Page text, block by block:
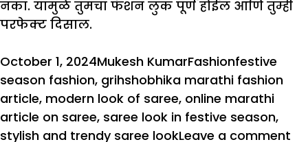
नका. यामुळे तुमचा फॅशन लुक पूर्ण होईल आणि तुम्ही
परफेक्ट दिसाल.
Posted
on
October 1, 2024Author
Mukesh KumarCategories
FashionTags
festive
season fashion, grihshobhika marathi fashion
article, modern look of saree, online marathi
article on saree, saree look in festive season,
stylish and trendy saree lookLeave a comment